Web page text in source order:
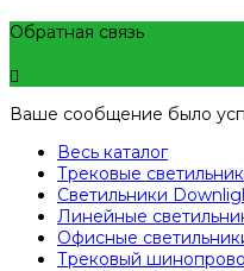
Обратная связь
Ваше сообщение было
Весь каталог
Трековые
Светильники
Линейные
Офисные
Трековый